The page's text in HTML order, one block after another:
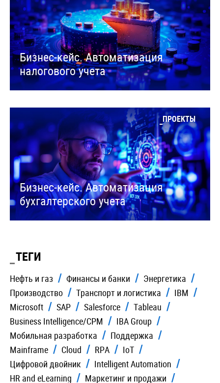
Бизнес-кейс. Автоматизация
налогового учета
ПРОЕКТЫ
Бизнес-кейс. Автоматизация
бухгалтерского учета
ТЕГИ
Нефть и газ Финансы и банки
Энергетика
Производство
Транспорт и логистика
IBM
Microsoft
SAP Salesforce
Tableau
Business Intelligence/CPM
IBA Group
Мобильная разработка
Поддержка
Mainframe
Cloud RPA
IoT
Цифровой двойник
Intelligent Automation
HR and eLearning
Маркетинг и продажи